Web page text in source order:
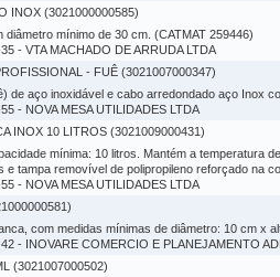
INOX (3021000000585)
diâmetro mínimo de 30 cm. (CATMAT 259446)
- VTA MACHADO DE ARRUDA LTDA
- FUÊ (3021007000347)
de aço inoxidável e cabo arredondado aço Inox
- NOVA MESA UTILIDADES LTDA
INOX 10 LITROS (3021009000431)
mínima: 10 litros. Mantém a temperatura
e tampa removível de polipropileno reforçado na
- NOVA MESA UTILIDADES LTDA
com medidas mínimas de diâmetro: 10 cm x
- INOVARE COMERCIO E PLANEJAMENTO
(3021007000502)